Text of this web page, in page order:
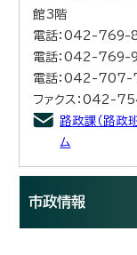
館3階
電話：042-769-
電話：042-769-
電話：042-707-
ファクス：042-
路政課（路政
ム
市政情報